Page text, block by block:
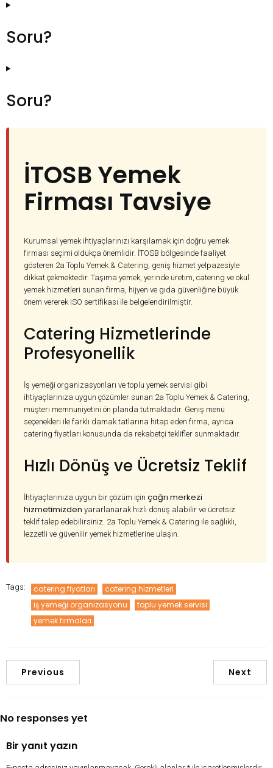
Soru?
Soru?
İTOSB Yemek
Firması Tavsiye
Kurumsal yemek ihtiyaçlarınızı karşılamak için doğru yemek
firması seçimi oldukça önemlidir. İTOSB bölgesinde faaliyet
gösteren 2a Toplu Yemek & Catering, geniş hizmet yelpazesiyle
dikkat çekmektedir. Taşıma yemek, yerinde üretim, catering ve okul
yemek hizmetleri sunan firma, hijyen ve gıda güvenliğine büyük
önem vererek ISO sertifikası ile belgelendirilmiştir.
Catering Hizmetlerinde
Profesyonellik
İş yemeği organizasyonları ve toplu yemek servisi gibi
ihtiyaçlarınıza uygun çözümler sunan 2a Toplu Yemek & Catering,
müşteri memnuniyetini ön planda tutmaktadır. Geniş menü
seçenekleri ile farklı damak tatlarına hitap eden firma, ayrıca
catering fiyatları konusunda da rekabetçi teklifler sunmaktadır.
Hızlı Dönüş ve Ücretsiz Teklif
İhtiyaçlarınıza uygun bir çözüm için çağrı merkezi
hizmetimizden yararlanarak hızlı dönüş alabilir ve ücretsiz
teklif talep edebilirsiniz. 2a Toplu Yemek & Catering ile sağlıklı,
lezzetli ve güvenilir yemek hizmetlerine ulaşın.
Tags: catering fiyatları
catering hizmetleri
iş yemeği organizasyonu
toplu yemek servisi
yemek firmaları
Previous Next
No responses yet
Bir yanıt yazın